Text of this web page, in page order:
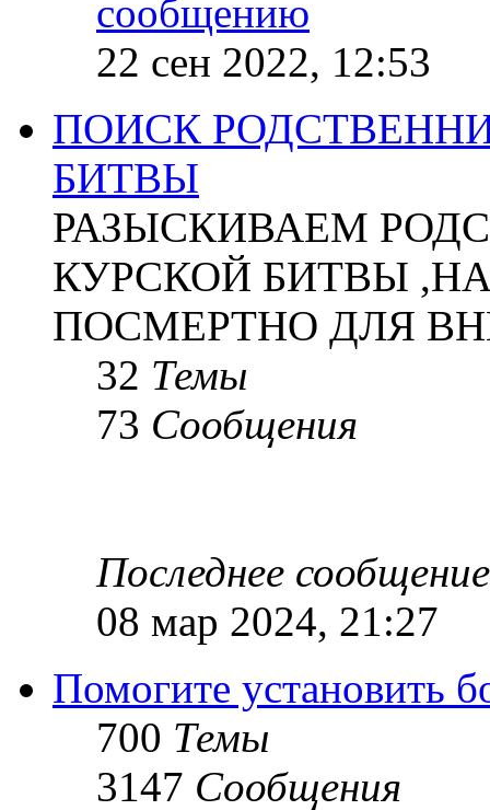
22 сен 2022, 12:53
ПОИСК
БИТВЫ
РАЗЫСКИВАЕМ
КУРСКОЙ БИТВЫ
ПОСМЕРТНО ДЛЯ
32 Темы
73 Сообщения
Последнее сообщение
08 мар 2024, 21:27
Помогите установить
700 Темы
3147 Сообщения